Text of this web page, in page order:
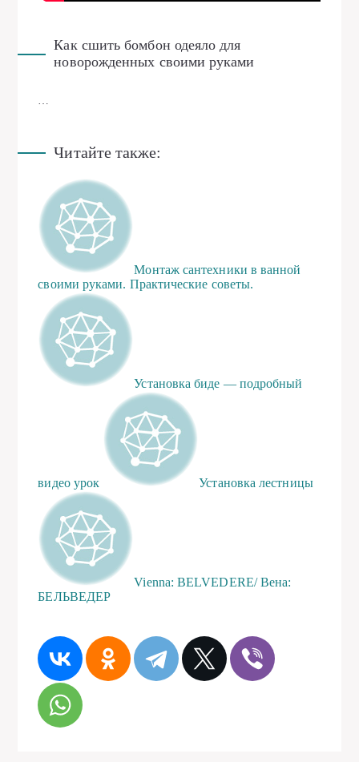
Как сшить бомбон одеяло для
новорожденных своими руками
Читайте также:
Монтаж сантехники в ванной
своими руками. Практические советы.
Установка биде — подробный
видео урок Установка лестницы
Vienna: BELVEDERE/ Вена:
БЕЛЬВЕДЕР